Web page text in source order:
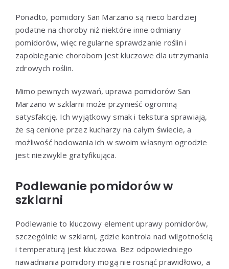
Ponadto, pomidory San Marzano są nieco bardziej
podatne na choroby niż niektóre inne odmiany
pomidorów, więc regularne sprawdzanie roślin i
zapobieganie chorobom jest kluczowe dla utrzymania
zdrowych roślin.
Mimo pewnych wyzwań, uprawa pomidorów San
Marzano w szklarni może przynieść ogromną
satysfakcję. Ich wyjątkowy smak i tekstura sprawiają,
że są cenione przez kucharzy na całym świecie, a
możliwość hodowania ich w swoim własnym ogrodzie
jest niezwykle gratyfikująca.
Podlewanie pomidorów w
szklarni
Podlewanie to kluczowy element uprawy pomidorów,
szczególnie w szklarni, gdzie kontrola nad wilgotnością
i temperaturą jest kluczowa. Bez odpowiedniego
nawadniania pomidory mogą nie rosnąć prawidłowo, a